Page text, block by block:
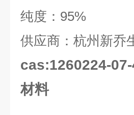
纯度： 95%
供应商：杭州新乔
cas:1260224-
材料